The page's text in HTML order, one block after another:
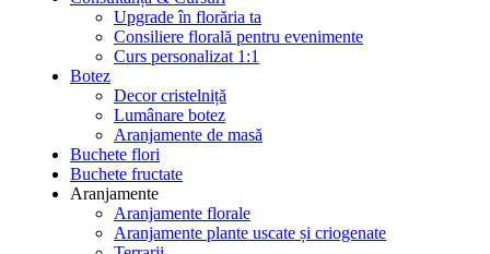
Upgrade în florăria ta
Consiliere florală pentru evenimente
Curs personalizat 1:1
Botez
Decor cristelniță
Lumânare botez
Aranjamente de masă
Buchete flori
Buchete fructate
Aranjamente
Aranjamente florale
Aranjamente plante uscate și criogenate